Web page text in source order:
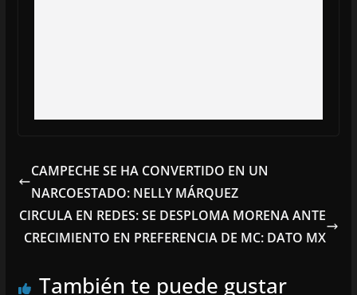
CAMPECHE SE HA CONVERTIDO EN UN
NARCOESTADO: NELLY MÁRQUEZ
CIRCULA EN REDES: SE DESPLOMA MORENA ANTE
CRECIMIENTO EN PREFERENCIA DE MC: DATO MX
También te puede gustar